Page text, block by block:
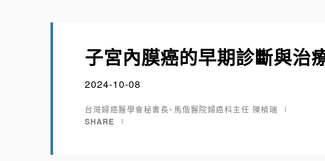
子宮內膜癌的早期診斷與治
2024-10-08
台灣婦癌醫學會秘書長、馬偕醫院婦癌科主任 陳楨瑞
SHARE